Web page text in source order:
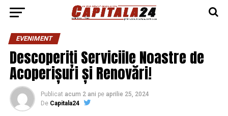
EVENIMENT
Descoperiți Serviciile Noastre de
Acoperișuri și Renovări!
Publicat acum 2 ani pe aprilie 25, 2024
De Capitala24